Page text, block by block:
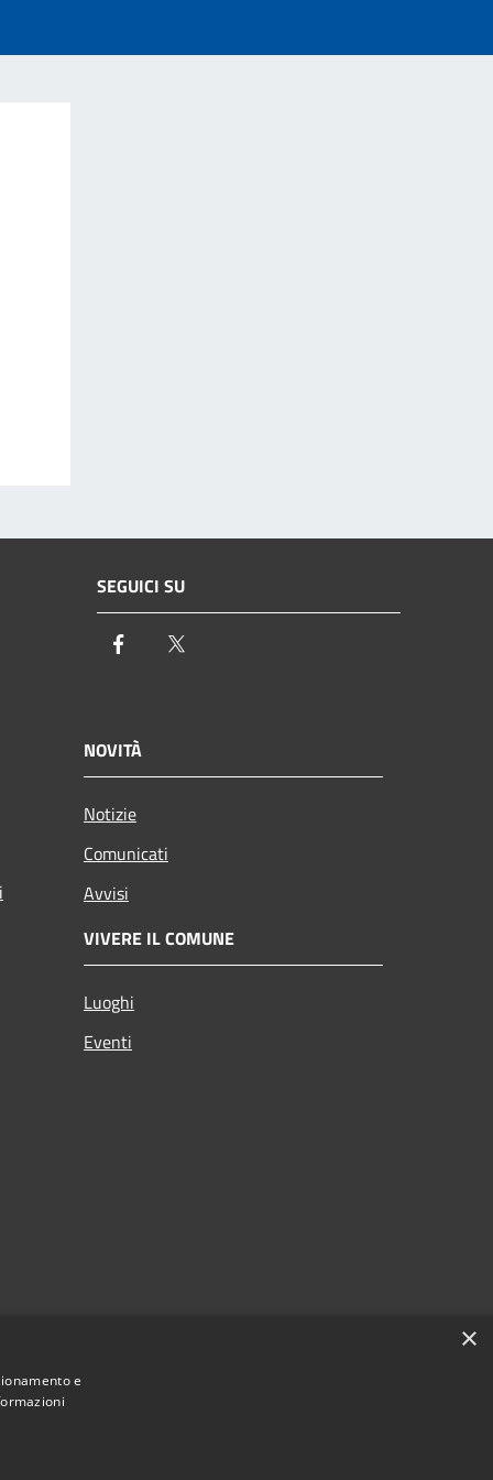
SEGUICI SU
Facebook
NOVITÀ
Notizie
Comunicati
Avvisi
VIVERE IL COMUNE
Luoghi
Eventi
×
e